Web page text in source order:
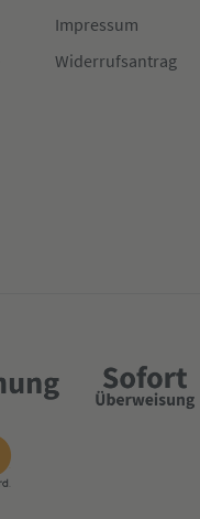
Impressum
Widerrufsantrag